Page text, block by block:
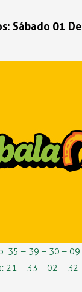
Sábado 01
35 – 39 – 30 –
21 – 33 – 02 – 32